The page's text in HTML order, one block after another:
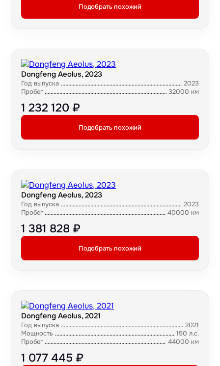
Подобрать похожий
Dongfeng Aeolus, 2023
Год выпуска
2023
Пробег
32000 км
1 232 120 ₽
Подобрать похожий
Dongfeng Aeolus, 2023
Год выпуска
2023
Пробег
40000 км
1 381 828 ₽
Подобрать похожий
Dongfeng Aeolus, 2021
Год выпуска
2021
Мощность
150 л.с.
Пробег
44000 км
1 077 445 ₽